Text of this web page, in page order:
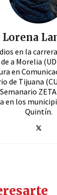
Lorena
en la
a Morelia
en
de Tijuana
los
Quintín.